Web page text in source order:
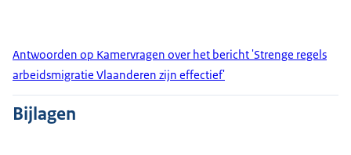
Antwoorden op Kamervragen over het bericht 'Strenge regels
arbeidsmigratie Vlaanderen zijn effectief'
Bijlagen